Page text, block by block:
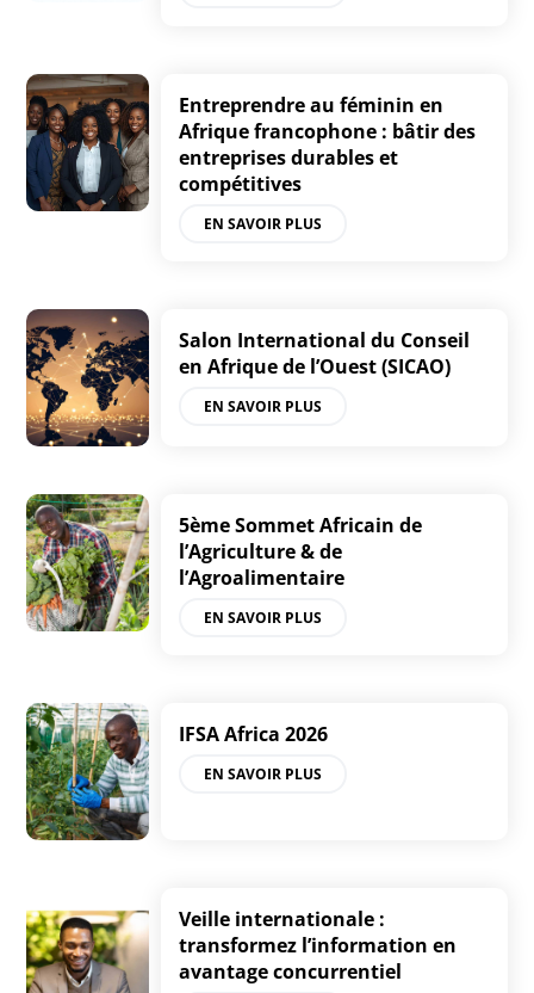
Entreprendre au féminin en
Afrique francophone : bâtir des
entreprises durables et
compétitives
EN SAVOIR PLUS
Salon International du Conseil
en Afrique de l’Ouest (SICAO)
EN SAVOIR PLUS
5ème Sommet Africain de
l’Agriculture & de
l’Agroalimentaire
EN SAVOIR PLUS
IFSA Africa 2026
EN SAVOIR PLUS
Veille internationale :
transformez l’information en
avantage concurrentiel